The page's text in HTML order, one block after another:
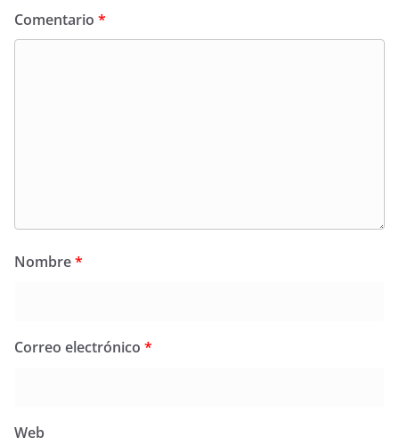
Comentario *
Nombre*
Correo electrónico *
Web